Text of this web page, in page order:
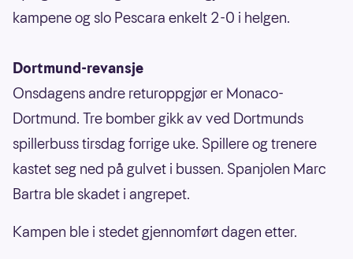
kampene og slo Pescara enkelt 2-0 i helgen.
Dortmund-revansje
Onsdagens andre returoppgjør er Monaco-
Dortmund. Tre bomber gikk av ved Dortmunds
spillerbuss tirsdag forrige uke. Spillere og trenere
kastet seg ned på gulvet i bussen. Spanjolen Marc
Bartra ble skadet i angrepet.
Kampen ble i stedet gjennomført dagen etter.